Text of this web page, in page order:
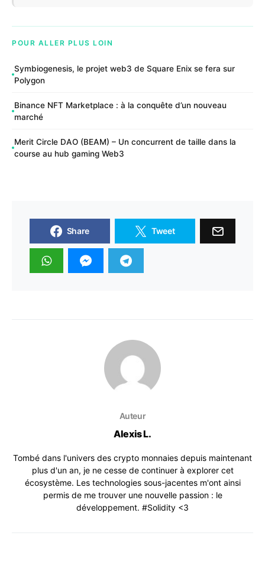
POUR ALLER PLUS LOIN
Symbiogenesis, le projet web3 de Square Enix se fera sur
Polygon
Binance NFT Marketplace : à la conquête d’un nouveau
marché
Merit Circle DAO (BEAM) – Un concurrent de taille dans la
course au hub gaming Web3
Share Tweet
Auteur
Alexis L.
Tombé dans l'univers des crypto monnaies depuis maintenant
plus d'un an, je ne cesse de continuer à explorer cet
écosystème. Les technologies sous-jacentes m'ont ainsi
permis de me trouver une nouvelle passion : le
développement. #Solidity <3